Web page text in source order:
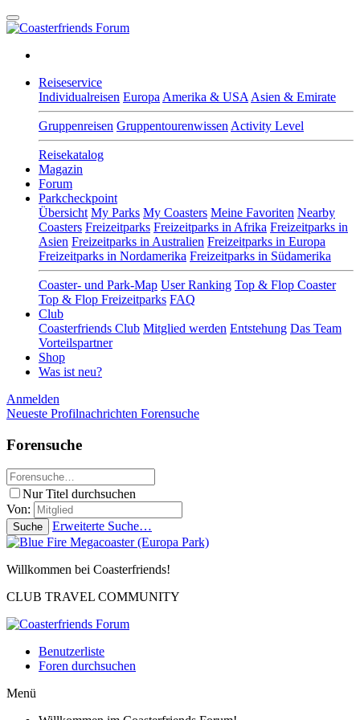
Reiseservice
Individualreisen Europa Amerika & USA Asien & Emirate
Gruppenreisen Gruppentourenwissen Activity Level
Reisekatalog
Magazin
Forum
Parkcheckpoint
Übersicht My Parks My Coasters Meine Favoriten Nearby
Coasters Freizeitparks Freizeitparks in Afrika Freizeitparks in
Asien Freizeitparks in Australien Freizeitparks in Europa
Freizeitparks in Nordamerika Freizeitparks in Südamerika
Coaster- und Park-Map User Ranking Top & Flop Coaster
Top & Flop Freizeitparks FAQ
Club
Coasterfriends Club Mitglied werden Entstehung Das Team
Vorteilspartner
Shop
Was ist neu?
Anmelden
Neueste Profilnachrichten Forensuche
Forensuche
Nur Titel durchsuchen
Von:
Suche Erweiterte Suche…
Willkommen bei Coasterfriends!
CLUB TRAVEL COMMUNITY
Benutzerliste
Foren durchsuchen
Menü